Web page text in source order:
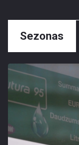
Sezonas